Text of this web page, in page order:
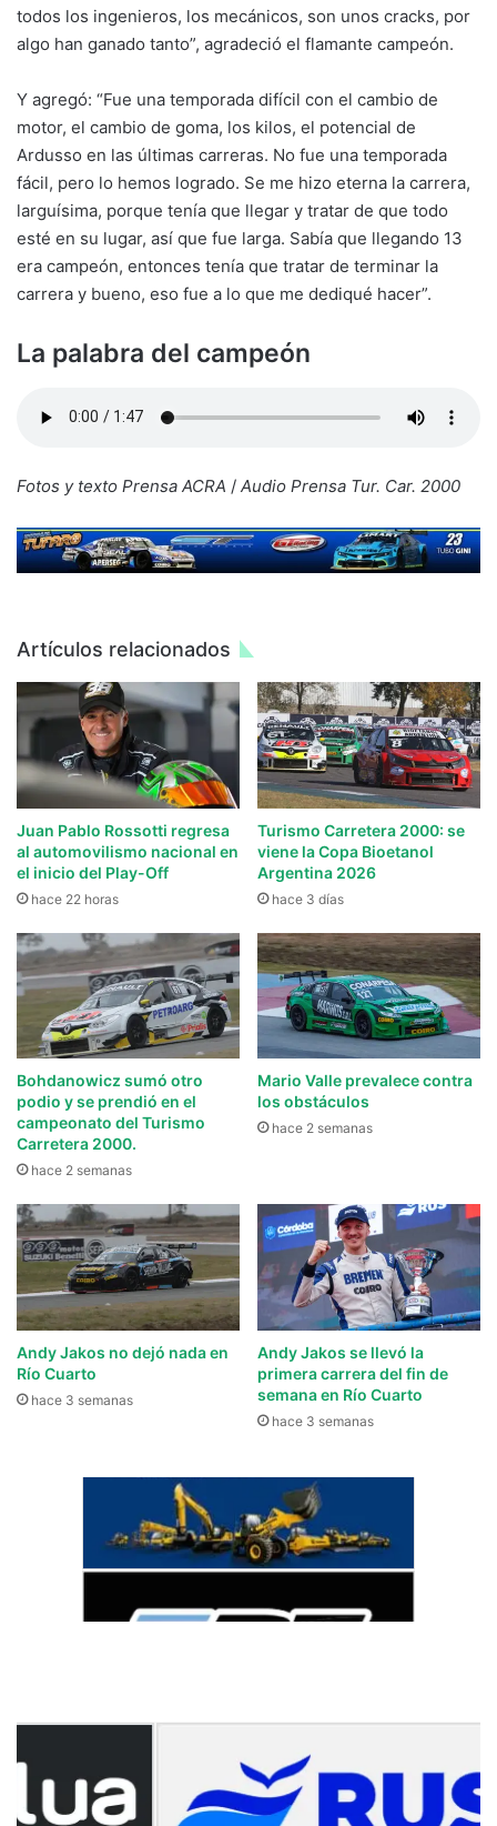
todos los ingenieros, los mecánicos, son unos cracks, por
algo han ganado tanto”, agradeció el flamante campeón.
Y agregó: “Fue una temporada difícil con el cambio de
motor, el cambio de goma, los kilos, el potencial de
Ardusso en las últimas carreras. No fue una temporada
fácil, pero lo hemos logrado. Se me hizo eterna la carrera,
larguísima, porque tenía que llegar y tratar de que todo
esté en su lugar, así que fue larga. Sabía que llegando 13
era campeón, entonces tenía que tratar de terminar la
carrera y bueno, eso fue a lo que me dediqué hacer”.
La palabra del campeón
Fotos y texto Prensa ACRA / Audio Prensa Tur. Car. 2000
Artículos relacionados
Juan Pablo Rossotti regresa
al automovilismo nacional en
el inicio del Play-Off
hace 22 horas
Turismo Carretera 2000: se
viene la Copa Bioetanol
Argentina 2026
hace 3 días
Bohdanowicz sumó otro
podio y se prendió en el
campeonato del Turismo
Carretera 2000.
hace 2 semanas
Mario Valle prevalece contra
los obstáculos
hace 2 semanas
Andy Jakos no dejó nada en
Río Cuarto
hace 3 semanas
Andy Jakos se llevó la
primera carrera del fin de
semana en Río Cuarto
hace 3 semanas